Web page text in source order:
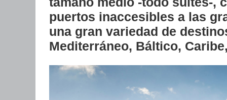
puertos inaccesibles a las
una gran variedad de
Mediterráneo, Báltico,